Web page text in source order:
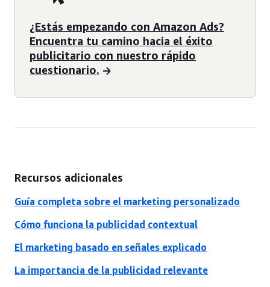
¿Estás empezando con Amazon Ads?
Encuentra tu camino hacia el éxito
publicitario con nuestro rápido
cuestionario.
Recursos adicionales
Guía completa sobre el marketing personalizado
Cómo funciona la publicidad contextual
El marketing basado en señales explicado
La importancia de la publicidad relevante